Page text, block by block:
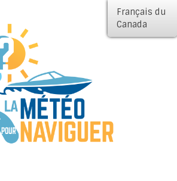
Français du
Canada